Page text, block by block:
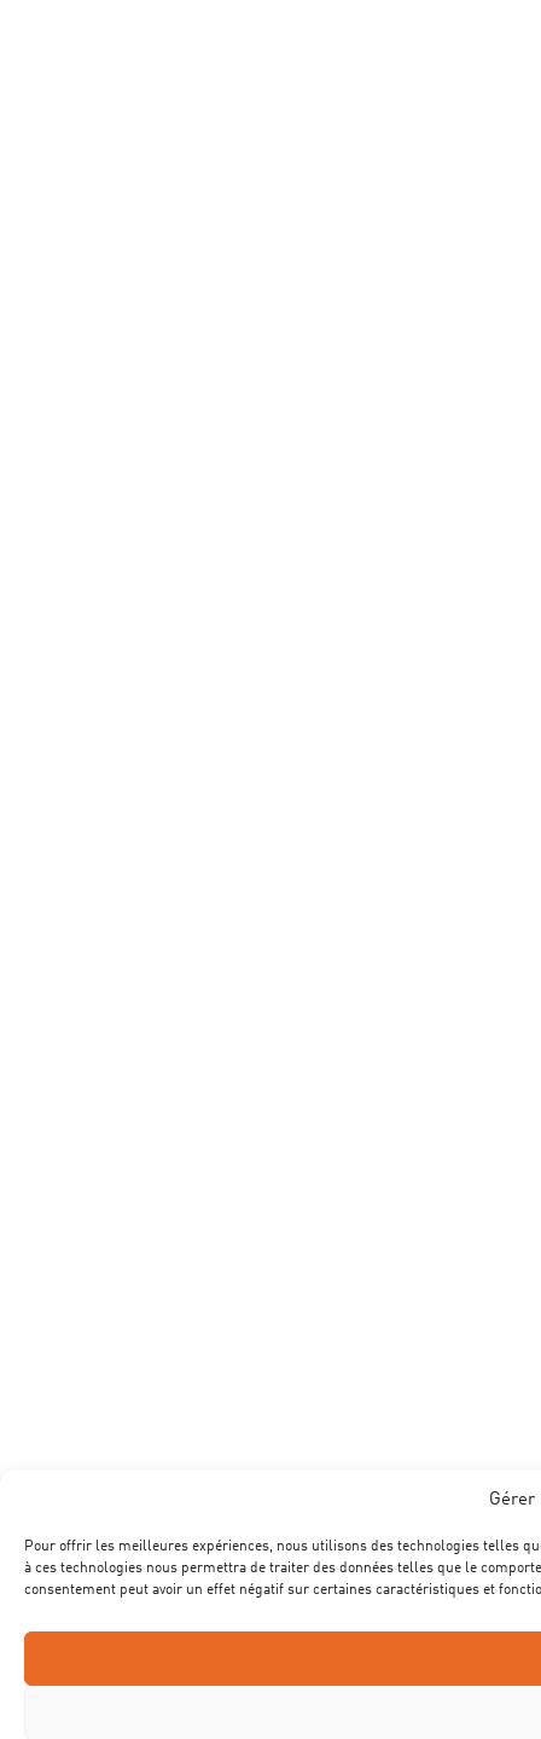
Gérer
Pour offrir les meilleures expériences, nous utilisons des technologies telles
à ces technologies nous permettra de traiter des données telles que le
consentement peut avoir un effet négatif sur certaines caractéristiques et